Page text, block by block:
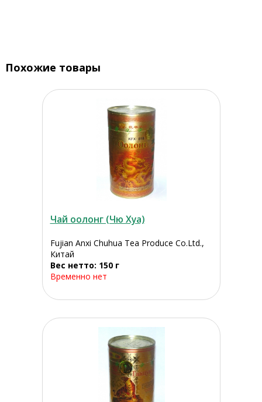
Похожие товары
Чай оолонг (Чю Хуа)
Fujian Anxi Chuhua Tea Produce Co.Ltd.,
Китай
Вес нетто: 150 г
Временно нет